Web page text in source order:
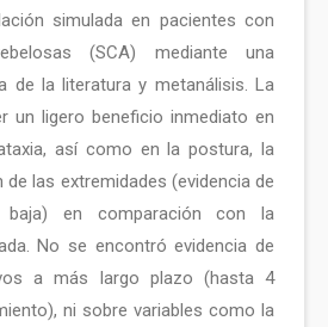
simulada en pacientes con
(SCA) mediante una
de la literatura y metanálisis. La
un ligero beneficio inmediato en
así como en la postura, la
las extremidades (evidencia de
baja) en comparación con la
No se encontró evidencia de
a más largo plazo (hasta 4
ni sobre variables como la